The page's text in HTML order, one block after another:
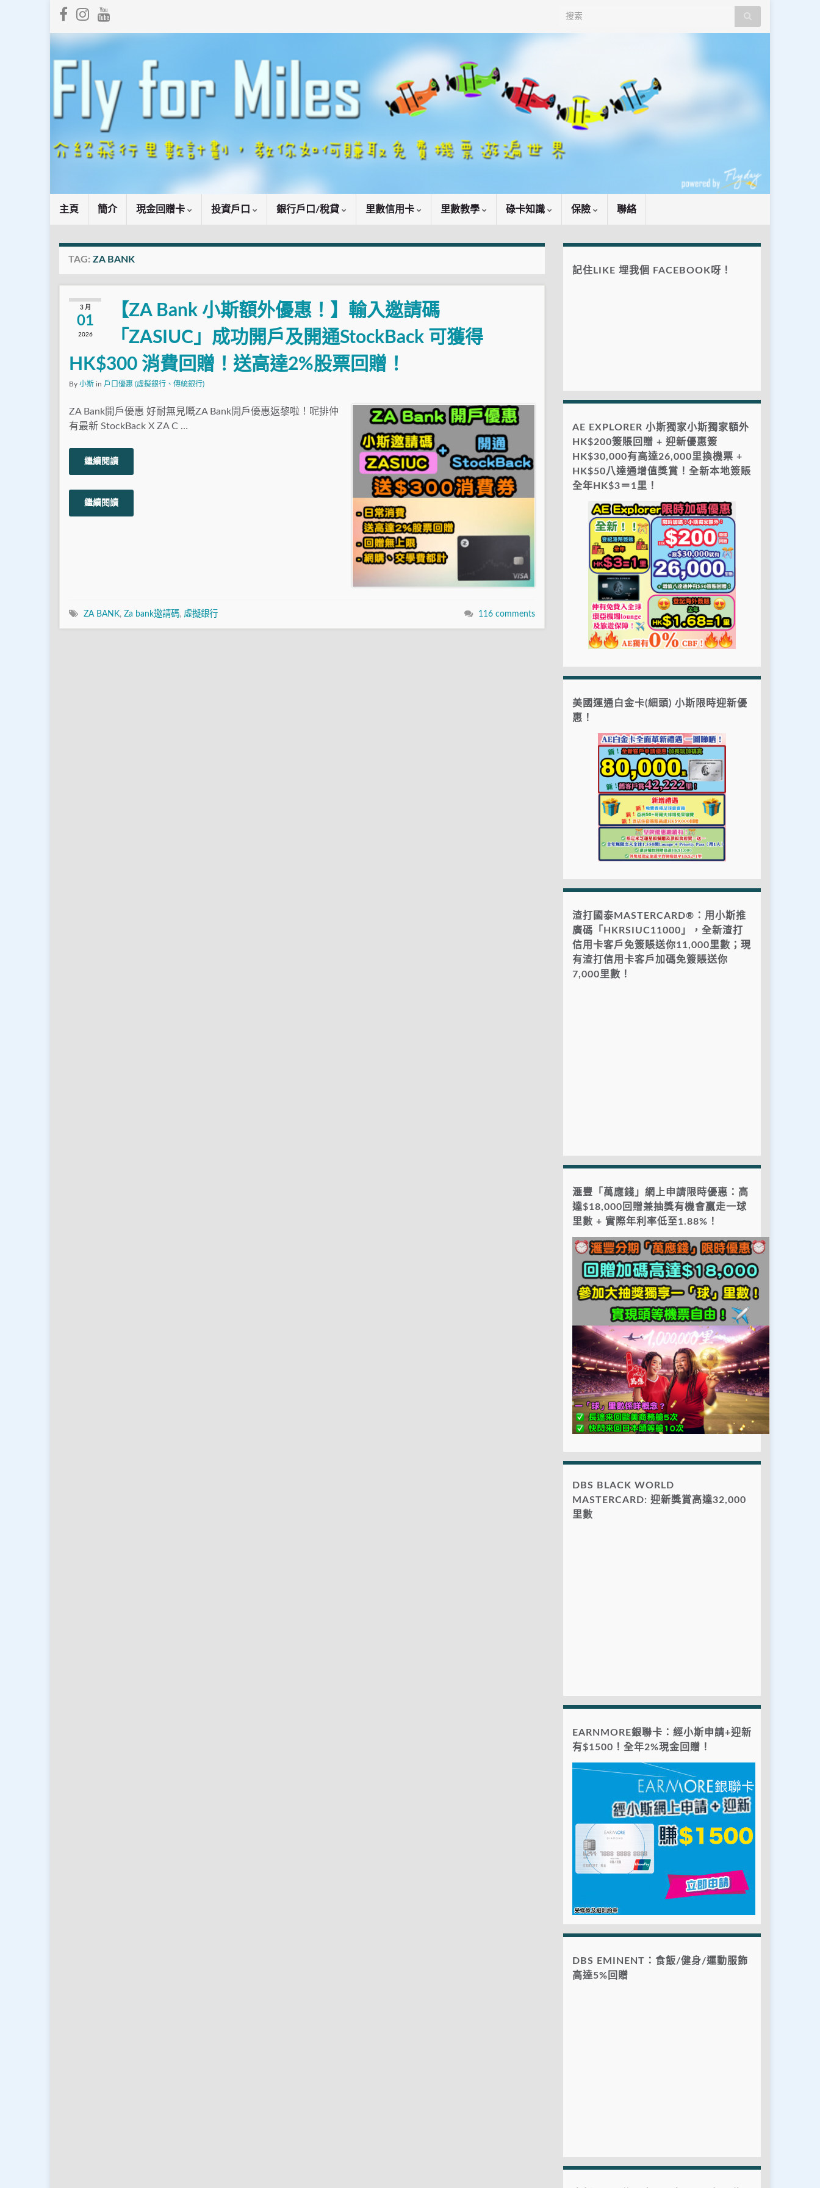
Search for:
主頁 簡介 現金回贈卡 投資戶口 銀行戶口/稅貸 里數信用卡 里數教學 碌卡知識 保險 聯絡
TAG: ZA BANK
3 月
01
2026
【ZA Bank 小斯額外優惠！】輸入邀請碼
「ZASIUC」成功開戶及開通StockBack 可獲得
HK$300 消費回贈！送高達2%股票回贈！
By 小斯 in 戶口優惠 (虛擬銀行、傳統銀行)
ZA Bank開戶優惠 好耐無見嘅ZA Bank開戶優惠返黎啦！呢排仲
有最新 StockBack X ZA C …
繼續閱讀
繼續閱讀
ZA BANK, Za bank邀請碼, 虛擬銀行 116 comments
記住LIKE 埋我個 FACEBOOK呀！
AE EXPLORER 小斯獨家小斯獨家額外
HK$200簽賬回贈 + 迎新優惠簽
HK$30,000有高達26,000里換機票 +
HK$50八達通增值獎賞！全新本地簽賬
全年HK$3＝1里！
美國運通白金卡(細頭) 小斯限時迎新優
惠！
渣打國泰MASTERCARD®：用小斯推
廣碼「HKRSIUC11000」，全新渣打
信用卡客戶免簽賬送你11,000里數；現
有渣打信用卡客戶加碼免簽賬送你
7,000里數！
滙豐「萬應錢」網上申請限時優惠：高
達$18,000回贈兼抽獎有機會贏走一球
里數 + 實際年利率低至1.88%！
DBS BLACK WORLD
MASTERCARD: 迎新獎賞高達32,000
里數
EARNMORE銀聯卡：經小斯申請+迎新
有$1500！全年2%現金回贈！
DBS EMINENT：食飯/健身/運動服飾
高達5%回贈